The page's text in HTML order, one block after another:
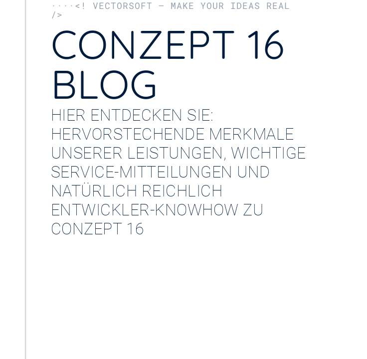
····<! VECTORSOFT – MAKE YOUR IDEAS REAL
/>
CONZEPT 16
BLOG
HIER ENTDECKEN SIE:
HERVORSTECHENDE MERKMALE
UNSERER LEISTUNGEN, WICHTIGE
SERVICE-MITTEILUNGEN UND
NATÜRLICH REICHLICH
ENTWICKLER-KNOWHOW ZU
CONZEPT 16